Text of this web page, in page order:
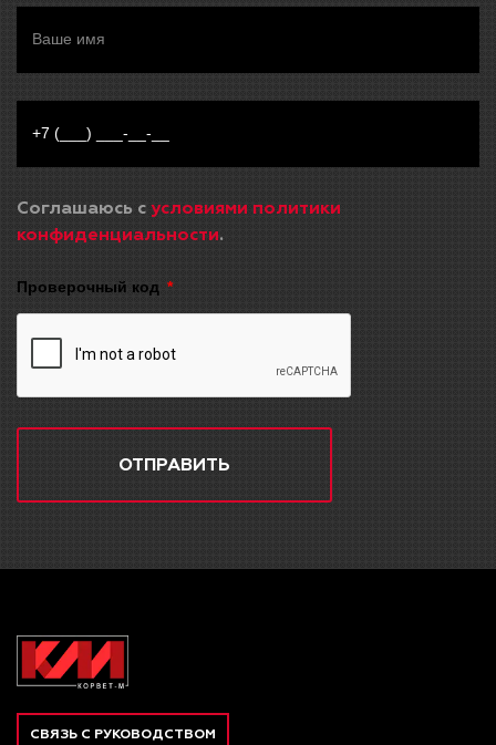
Соглашаюсь с условиями политики
конфиденциальности.
Проверочный код
ОТПРАВИТЬ
СВЯЗЬ С РУКОВОДСТВОМ